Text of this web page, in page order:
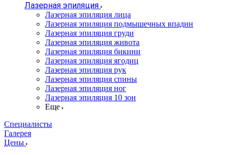
Лазерная эпиляция
Лазерная эпиляция лица
Лазерная эпиляция подмышечных впадин
Лазерная эпиляция груди
Лазерная эпиляция живота
Лазерная эпиляция бикини
Лазерная эпиляция ягодиц
Лазерная эпиляция рук
Лазерная эпиляция спины
Лазерная эпиляция ног
Лазерная эпиляция 10 зон
Еще
Специалисты
Галерея
Цены